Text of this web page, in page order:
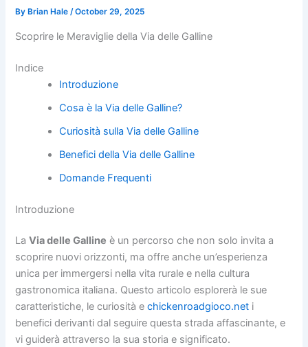
By Brian Hale/October 29, 2025
Scoprire le Meraviglie della Via delle Galline
Indice
Introduzione
Cosa è la Via delle Galline?
Curiosità sulla Via delle Galline
Benefici della Via delle Galline
Domande Frequenti
Introduzione
LaVia delle Galline è un percorso che non solo invita a
scoprire nuovi orizzonti, ma offre anche un’esperienza
unica per immergersi nella vita rurale e nella cultura
gastronomica italiana. Questo articolo esplorerà le sue
caratteristiche, le curiosità echickenroadgioco.net i
benefici derivanti dal seguire questa strada affascinante, e
vi guiderà attraverso la sua storia e significato.